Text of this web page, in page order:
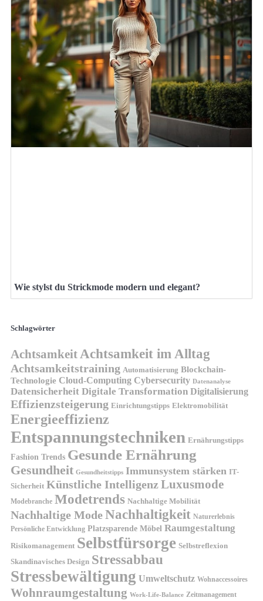
Wie stylst du Strickmode modern und elegant?
Schlagwörter
AchtsamkeitAchtsamkeit im Alltag
Achtsamkeitstraining Automatisierung Blockchain-
Technologie Cloud-Computing Cybersecurity Datenanalyse
Datensicherheit Digitale Transformation Digitalisierung
Effizienzsteigerung Einrichtungstipps Elektromobilität
Energieeffizienz
Entspannungstechniken Ernährungstipps
Fashion Trends Gesunde Ernährung
Gesundheit Gesundheitstipps Immunsystem stärken IT-
Sicherheit Künstliche IntelligenzLuxusmode
Modebranche Modetrends Nachhaltige Mobilität
Nachhaltige ModeNachhaltigkeit Naturerlebnis
Persönliche Entwicklung Platzsparende Möbel Raumgestaltung
Risikomanagement Selbstfürsorge Selbstreflexion
Skandinavisches Design Stressabbau
Stressbewältigung Umweltschutz Wohnaccessoires
Wohnraumgestaltung Work-Life-Balance Zeitmanagement